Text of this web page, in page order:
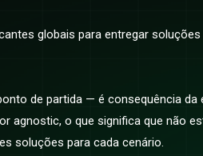
globais para entregar
de partida — é consequência da
agnostic, o que significa que não
soluções para cada cenário.